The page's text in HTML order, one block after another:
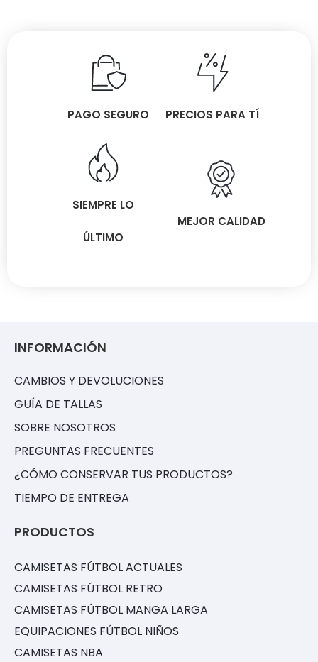
PAGO SEGURO PRECIOS PARA TÍ
SIEMPRE LO
ÚLTIMO
MEJOR CALIDAD
INFORMACIÓN
CAMBIOS Y DEVOLUCIONES
GUÍA DE TALLAS
SOBRE NOSOTROS
PREGUNTAS FRECUENTES
¿CÓMO CONSERVAR TUS PRODUCTOS?
TIEMPO DE ENTREGA
PRODUCTOS
CAMISETAS FÚTBOL ACTUALES
CAMISETAS FÚTBOL RETRO
CAMISETAS FÚTBOL MANGA LARGA
EQUIPACIONES FÚTBOL NIÑOS
CAMISETAS NBA